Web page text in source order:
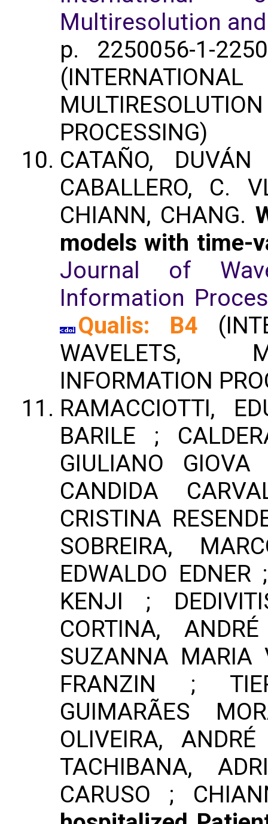
Multiresolution
p. 2250056-1-
PROCESSING)
CATAÑO,
CABALLERO, C.
CHIANN, CHANG.
models with time-
Journal of
Information
Qualis: B4
WAVELETS,
INFORMATION
RAMACCIOTTI,
BARILE ;
GIULIANO
CANDIDA
CRISTINA
SOBREIRA,
EDWALDO EDNER
KENJI ;
CORTINA,
SUZANNA MARIA
FRANZIN ;
GUIMARÃES
OLIVEIRA,
TACHIBANA,
CARUSO ;